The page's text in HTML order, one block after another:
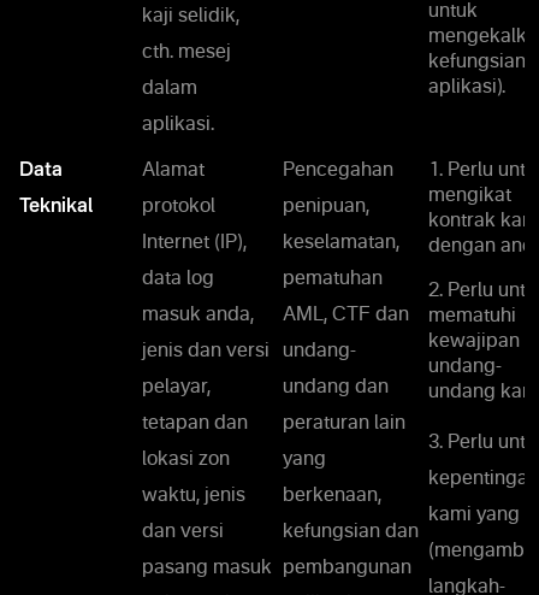
kaji selidik,
cth. mesej
dalam
aplikasi.
untuk
kefungsian
aplikasi).
Data
Teknikal
Alamat
protokol
Internet (IP),
data log
masuk anda,
jenis dan versi
pelayar,
tetapan dan
lokasi zon
waktu, jenis
dan versi
pasang masuk
Pencegahan
penipuan,
keselamatan,
pematuhan
AML, CTF dan
undang-
undang dan
peraturan lain
yang
berkenaan,
kefungsian dan
pembangunan
1. Perlu
mengikat
kontrak
dengan
2. Perlu
mematuhi
kewajipan
undang-
undang
3. Perlu
kepentingan
kami yang
(mengambil
langkah-